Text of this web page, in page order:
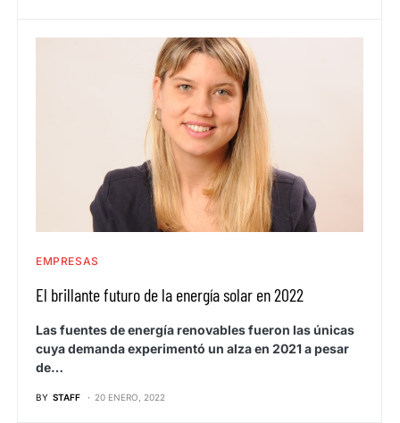
EMPRESAS
El brillante futuro de la energía solar en 2022
Las fuentes de energía renovables fueron las únicas
cuya demanda experimentó un alza en 2021 a pesar
de…
BY STAFF 20 ENERO, 2022